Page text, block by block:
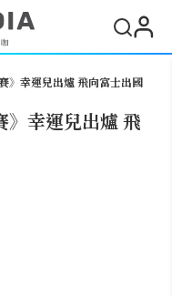
》幸運兒出爐 飛向富士出國
》幸運兒出爐 飛